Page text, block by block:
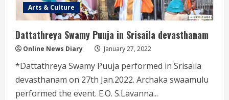
Arts & Culture
Dattathreya Swamy Puuja in Srisaila devasthanam
Online News Diary January 27, 2022
*Dattathreya Swamy Puuja performed in Srisaila
devasthanam on 27th Jan.2022. Archaka swaamulu
performed the event. E.O. S.Lavanna...